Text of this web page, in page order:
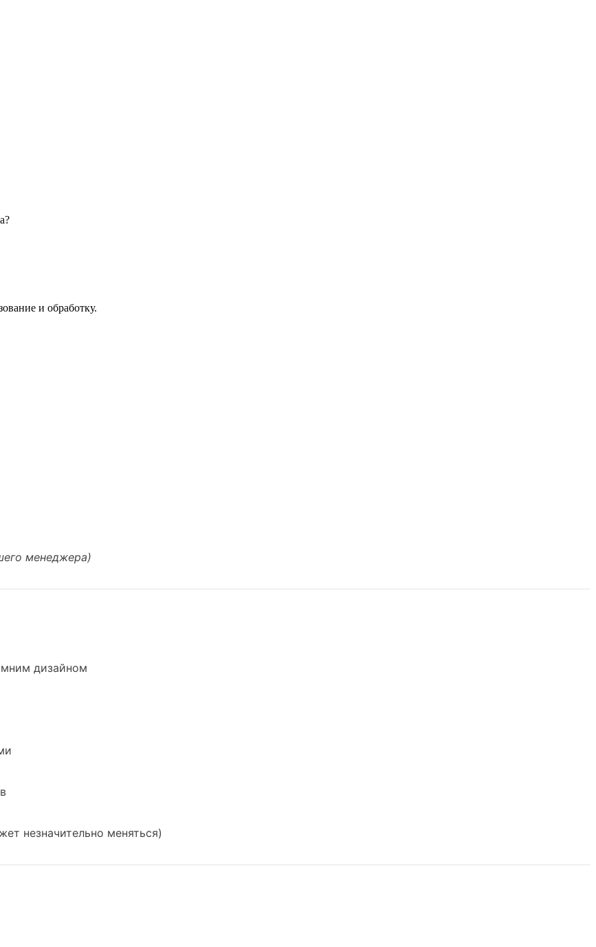
и обработку.
менеджера)
дизайном
незначительно меняться)